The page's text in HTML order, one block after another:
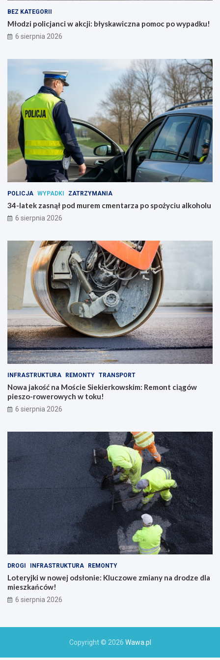
i
:
b
ł
s
i
c
z
n
p
o
m
c
p
w
y
m
c
m
e
t
a
p
o
s
o
ż
y
i
u
l
k
BEZ KATEGORII
Młodzi policjanci w akcji: błyskawiczna pomoc po wypadku!
6 sierpnia 2026
POLICJA WYPADKI ZATRZYMANIA
34-latek zasnął pod murem cmentarza po spożyciu alkoholu
6 sierpnia 2026
INFRASTRUKTURA REMONTY TRANSPORT
Nowa jakość na Moście Siekierkowskim: Remont ciągów
pieszo-rowerowych w toku!
6 sierpnia 2026
DROGI INFRASTRUKTURA REMONTY
Loteryjki w nowej odsłonie: Kluczowe zmiany na drodze dla
mieszkańców!
6 sierpnia 2026
Copyright © 2026 Wawa.pl